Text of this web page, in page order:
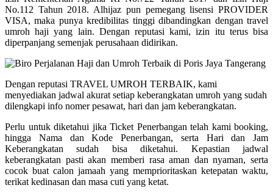
No.112 Tahun 2018. Alhijaz pun pemegang lisensi PROVIDER
VISA, maka punya kredibilitas tinggi dibandingkan dengan travel
umroh haji yang lain. Dengan reputasi kami, izin itu terus bisa
diperpanjang semenjak perusahaan didirikan.
Dengan reputasi TRAVEL UMROH TERBAIK, kami
menyediakan jadwal akurat setiap keberangkatan umroh yang sudah
dilengkapi info nomer pesawat, hari dan jam keberangkatan.
Perlu untuk diketahui jika Ticket Penerbangan telah kami booking,
hingga Nama dan Kode Penerbangan, serta Hari dan Jam
Keberangkatan sudah bisa diketahui. Kepastian jadwal
keberangkatan pasti akan memberi rasa aman dan nyaman, serta
cocok buat calon jamaah yang memprioritaskan ketepatan waktu,
terikat kedinasan dan masa cuti yang ketat.